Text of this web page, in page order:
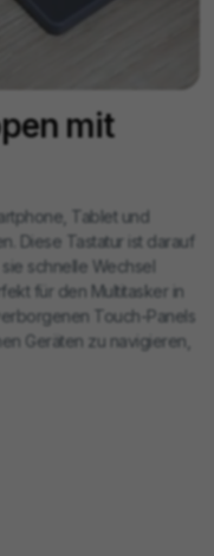
mit
Tablet und
Diese Tastatur ist darauf
schnelle Wechsel
für den Multitasker in
Touch-Panels
Geräten zu navigieren,